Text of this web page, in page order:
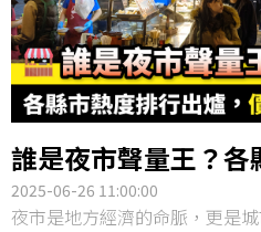
誰是夜市聲量王？各
爐，價格話題最讓網
2025-06-26 11:00:00
夜市是地方經濟的命脈，更是